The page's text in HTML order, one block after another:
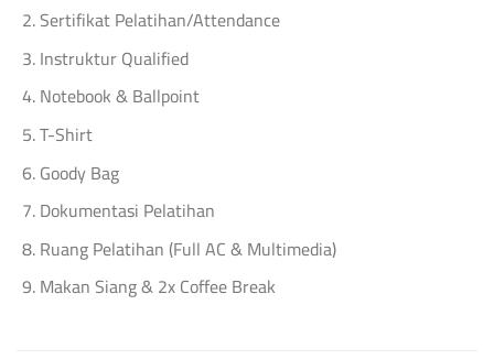
Sertifikat Pelatihan/Attendance
Instruktur Qualified
Notebook & Ballpoint
T-Shirt
Goody Bag
Dokumentasi Pelatihan
Ruang Pelatihan (Full AC & Multimedia)
Makan Siang & 2x Coffee Break